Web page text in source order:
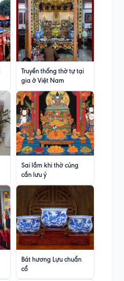
Truyền thống thờ tự tại
gia ở Việt Nam
Sai lầm khi thờ cúng
cần lưu ý
Bát hương Lựu chuẩn
cổ